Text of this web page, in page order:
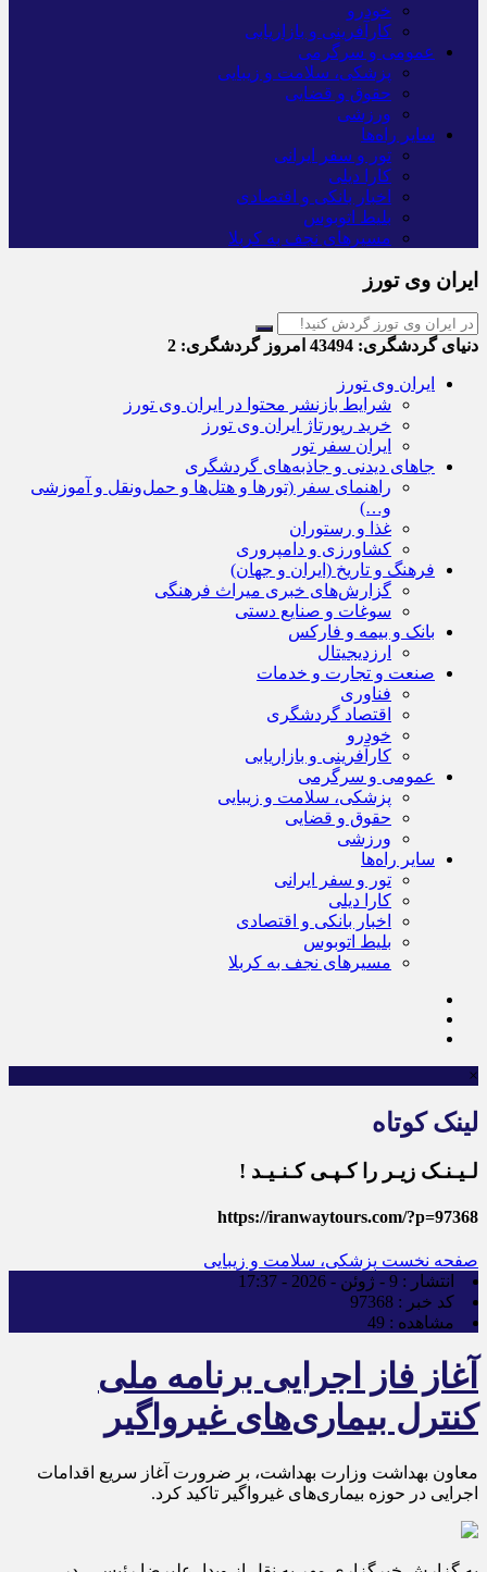
خودرو
کارآفرینی و بازاریابی
عمومی و سرگرمی
پزشکی، سلامت و زیبایی
حقوق و قضایی
ورزشی
سایر راه‌ها
تور و سفر ایرانی
کارا دیلی
اخبار بانکی و اقتصادی
بلیط اتوبوس
مسیرهای نجف به کربلا
ایران وی تورز
دنیای گردشگری: امروز گردشگری:
ایران وی تورز
شرایط بازنشر محتوا در ایران وی تورز
خرید رپورتاژ ایران وی تورز
ایران سفر تور
جاهای دیدنی و جاذبه‌های گردشگری
راهنمای سفر (تورها و هتل‌ها و حمل‌و‌نقل و آموزشی
و…)
غذا و رستوران
کشاورزی و دامپروری
فرهنگ و تاریخ (ایران و جهان)
گزارش‌های خبری میراث فرهنگی
سوغات و صنایع دستی
بانک و بیمه و فارکس
ارزدیجیتال
صنعت و تجارت و خدمات
فناوری
اقتصاد گردشگری
خودرو
کارآفرینی و بازاریابی
عمومی و سرگرمی
پزشکی، سلامت و زیبایی
حقوق و قضایی
ورزشی
سایر راه‌ها
تور و سفر ایرانی
کارا دیلی
اخبار بانکی و اقتصادی
بلیط اتوبوس
مسیرهای نجف به کربلا
×
لینک کوتاه
لـیـنـک زیـر را کـپـی کـنـیـد !
https://iranwaytours.com/?p=97368
صفحه نخست پزشکی، سلامت و زیبایی
انتشار : 9 - ژوئن - 2026 - 17:37
کد خبر : 97368
مشاهده : 49
آغاز فاز اجرایی برنامه ملی
کنترل بیماری‌های غیرواگیر
معاون بهداشت وزارت بهداشت، بر ضرورت آغاز سریع اقدامات
اجرایی در حوزه بیماری‌های غیرواگیر تاکید کرد.